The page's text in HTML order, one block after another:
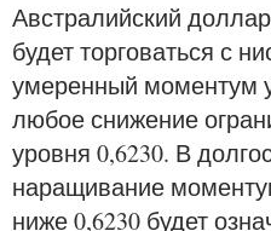
Австралийский
будет торговаться с
умеренный моментум
любое снижение
уровня 0,6230. В
наращивание
ниже 0,6230 будет